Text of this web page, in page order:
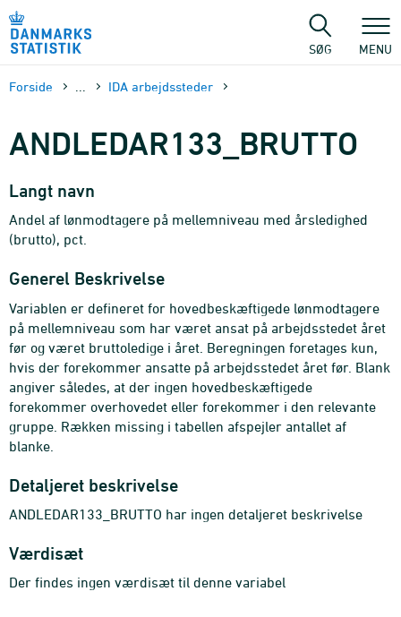
sidens
SØG MENU
Forside IDA arbejdssteder
ANDLEDAR133_BRUTTO
Langt navn
Andel af lønmodtagere på mellemniveau med årsledighed
(brutto), pct.
Generel Beskrivelse
Variablen er defineret for hovedbeskæftigede lønmodtagere
på mellemniveau som har været ansat på arbejdsstedet året
før og været bruttoledige i året. Beregningen foretages kun,
hvis der forekommer ansatte på arbejdsstedet året før. Blank
angiver således, at der ingen hovedbeskæftigede
forekommer overhovedet eller forekommer i den relevante
gruppe. Rækken missing i tabellen afspejler antallet af
blanke.
Detaljeret beskrivelse
ANDLEDAR133_BRUTTO har ingen detaljeret beskrivelse
Værdisæt
Der findes ingen værdisæt til denne variabel